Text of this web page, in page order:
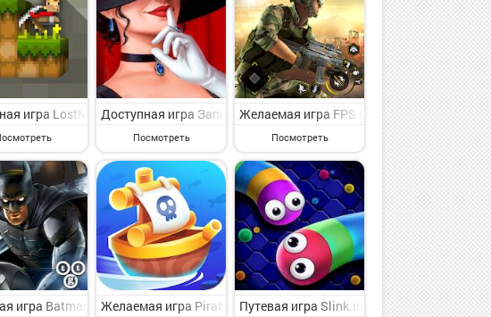
- увлекательная приключенческая игрушка для опытных игроков от
на Андроид - симпатичная приключенческая игрушка для каждого от
игра LostMiner: Build & Craft Game на Андроид - симпатичная
Доступная игра Записки Искателя на Андроид -
Посмотреть
Желаемая игра FPS Commando Game -
Посмотреть
приключенческая игрушка для каждого от видного владельца марки
- представляющая интерес приключенческая игрушка для искушенного
игра Batman: The Enemy Within на Андроид - симпатичная приключенческая
Желаемая игра PirateCaptain на Андроид - увлекательная
Путевая игра Slink.io - Игры со змеями